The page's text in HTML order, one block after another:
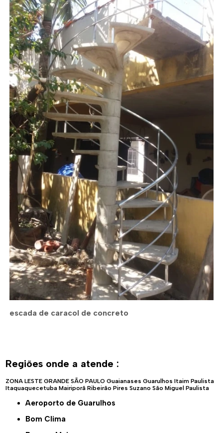
escada de caracol de concreto
Regiões onde a atende :
ZONA LESTE GRANDE SÃO PAULO Guaianases Guarulhos Itaim Paulista
Itaquaquecetuba Mairiporã Ribeirão Pires Suzano São Miguel Paulista
Aeroporto de Guarulhos
Bom Clima